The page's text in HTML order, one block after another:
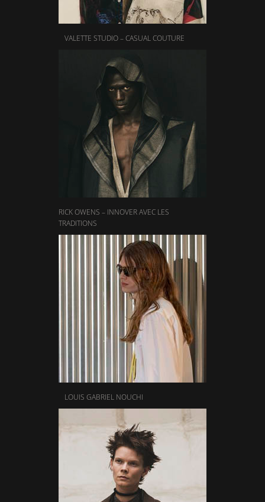
VALETTE STUDIO – CASUAL COUTURE
RICK OWENS – INNOVER AVEC LES
TRADITIONS
LOUIS GABRIEL NOUCHI